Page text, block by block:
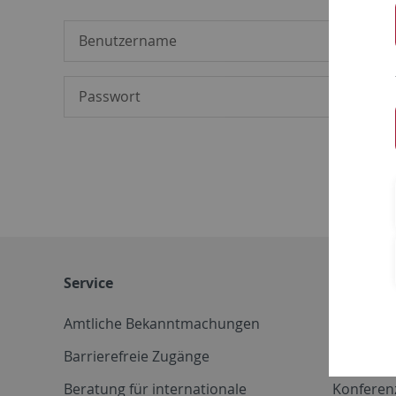
Service
Amtliche Bekanntmachungen
Barrierefreie Zugänge
Beratung für internationale